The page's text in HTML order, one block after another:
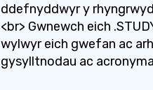
ddefnyddwyr y
<br> Gwnewch eich
wylwyr eich gwefan ac
gysylltnodau ac